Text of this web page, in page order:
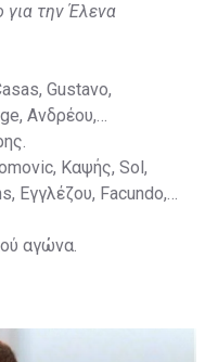
την Έλενα
Gustavo,
Aνδρέου,
Καψής, Sol,
Εγγλέζου, Facundo,
αγώνα.